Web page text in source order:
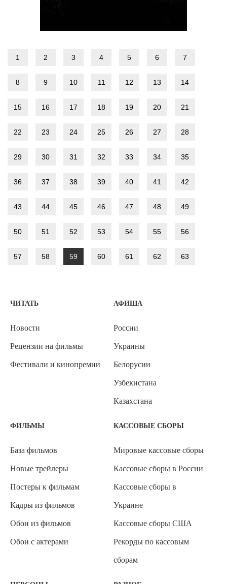
1 2 3 4 5 6 7
8 9 10 11 12 13 14
15 16 17 18 19 20 21
22 23 24 25 26 27 28
29 30 31 32 33 34 35
36 37 38 39 40 41 42
43 44 45 46 47 48 49
50 51 52 53 54 55 56
57 58 59 60 61 62 63
ЧИТАТЬ
Новости
Рецензии на фильмы
Фестивали и кинопремии
АФИША
России
Украины
Белорусии
Узбекистана
Казахстана
ФИЛЬМЫ
База фильмов
Новые трейлеры
Постеры к фильмам
Кадры из фильмов
Обои из фильмов
Обои с актерами
КАССОВЫЕ СБОРЫ
Мировые кассовые сборы
Кассовые сборы в России
Кассовые сборы в
Украине
Кассовые сборы США
Рекорды по кассовым
сборам